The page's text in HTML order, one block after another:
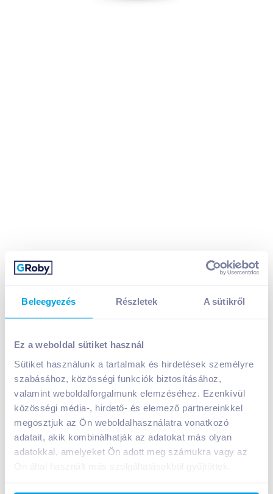
Beleegyezés Részletek A sütikről
Ez a weboldal sütiket használ
Sütiket használunk a tartalmak és hirdetések személyre
szabásához, közösségi funkciók biztosításához,
valamint weboldalforgalmunk elemzéséhez. Ezenkívül
közösségi média-, hirdető- és elemező partnereinkkel
megosztjuk az Ön weboldalhasználatra vonatkozó
adatait, akik kombinálhatják az adatokat más olyan
adatokkal, amelyeket Ön adott meg számukra vagy az
Ön által használt más szolgáltatásokból gyűjtöttek.
Kizárólag a webshopban érvényes ár!
Egységár: 5 995Ft /liter
Nettó eladási ár: 944Ft /db(27% áfa)
Kosárba
1 karton = 12 db